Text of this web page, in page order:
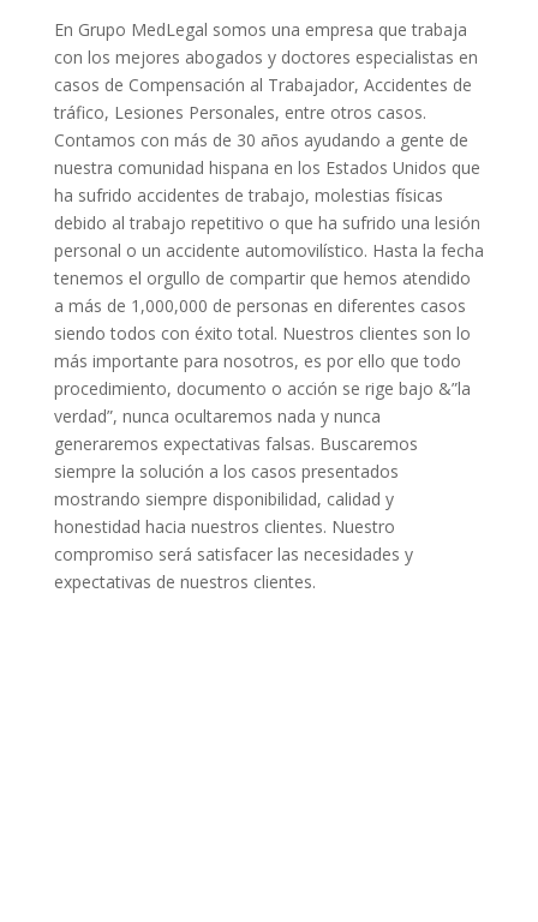
En Grupo MedLegal somos una empresa que trabaja
con los mejores abogados y doctores especialistas en
casos de Compensación al Trabajador, Accidentes de
tráfico, Lesiones Personales, entre otros casos.
Contamos con más de 30 años ayudando a gente de
nuestra comunidad hispana en los Estados Unidos que
ha sufrido accidentes de trabajo, molestias físicas
debido al trabajo repetitivo o que ha sufrido una lesión
personal o un accidente automovilístico. Hasta la fecha
tenemos el orgullo de compartir que hemos atendido
a más de 1,000,000 de personas en diferentes casos
siendo todos con éxito total. Nuestros clientes son lo
más importante para nosotros, es por ello que todo
procedimiento, documento o acción se rige bajo &”la
verdad”, nunca ocultaremos nada y nunca
generaremos expectativas falsas. Buscaremos
siempre la solución a los casos presentados
mostrando siempre disponibilidad, calidad y
honestidad hacia nuestros clientes. Nuestro
compromiso será satisfacer las necesidades y
expectativas de nuestros clientes.